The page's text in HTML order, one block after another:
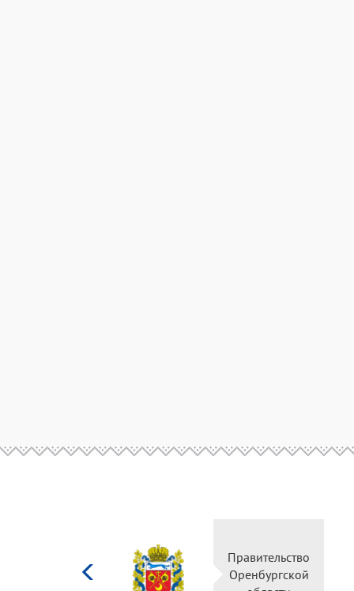
Правительство
Оренбургской